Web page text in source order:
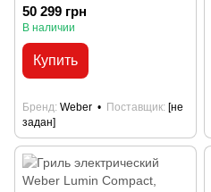
50 299 грн
В наличии
Купить
Бренд Weber Поставщик [не
задан]